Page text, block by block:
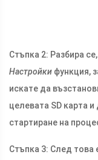
Стъпка 2: Разбира
Настройки функция,
искате да
целевата SD карта
стартиране на
Стъпка 3: След това